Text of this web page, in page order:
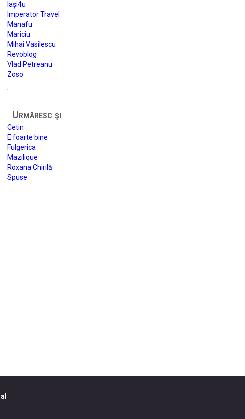
Iași4u
Imperator Travel
Manafu
Mariciu
Mihai Vasilescu
Revoblog
Vlad Petreanu
Zoso
Urmăresc şi
Cetin
E foarte bine
Fulgerica
Mazilique
Roxana Chirilă
Spuse